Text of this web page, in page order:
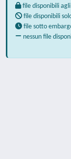
file disponibili
file disponibili
file sotto
nessun file